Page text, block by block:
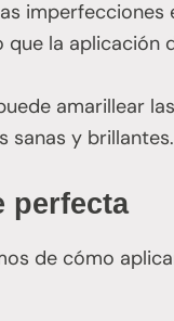
imperfecciones
que la aplicación
amarillear
sanas y brillantes.
perfecta
de cómo